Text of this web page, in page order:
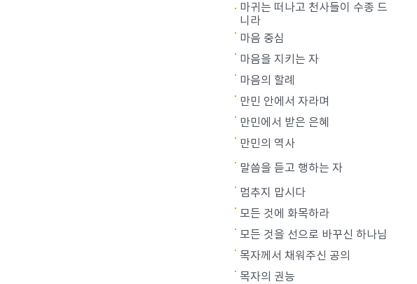
마귀는 떠나고 천사들이 수종 드
니라
마음 중심
마음을 지키는 자
마음의 할례
만민 안에서 자라며
만민에서 받은 은혜
만민의 역사
말씀을 듣고 행하는 자
멈추지 맙시다
모든 것에 화목하라
모든 것을 선으로 바꾸신 하나님
목자께서 채워주신 공의
목자의 권능